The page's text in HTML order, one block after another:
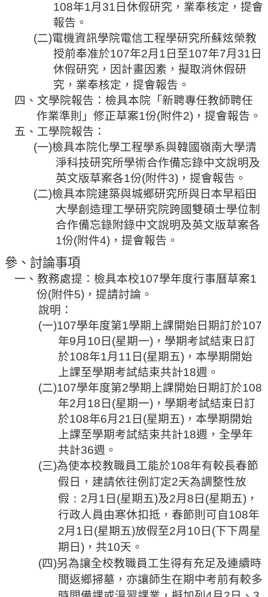
議
錄
關
108年1月 31 日休假研究，業奉核定，提會
報告。
(二)電機資訊學院電信工程學研究所蘇炫榮教
授前奉准於107年2月 1 日至107年7月 31 日
休假研究，因計畫因素，擬取消休假研
究，業奉核定，提會報告。
四、文學院報告：檢具本院「新聘專任教師聘任
作業準則」修正草案1份(附件2) ，提會報告。
五、 工學院報告：
(一)檢具本院化學工程學系與韓國嶺南大學清
淨科技研究所學術合作備忘錄中文說明及
英文版草案各1份(附件3) ，提會報告。
(二)檢具本院建築與城鄉研究所與日本早稻田
大學創造理工學研究院跨國雙碩士學位制
合作備忘錄附錄中文說明及英文版草案各
1份(附件4) ，提會報告。
參、討論事項
一、教務處提：檢具本校107學年度行事曆草案1
份(附件5) ，提請討論。
說明：
(一)107學年度第1學期上課開始日期訂於107
年9月 10 日 (星期一) ，學期考試結束日訂
於108年1月 11 日 (星期五) ，本學期開始
上課至學期考試結束共計18週 。
(二)107學年度第2學期上課開始日期訂於108
年2月 18 日 (星期一) ，學期考試結束日訂
於108年6月 21 日 (星期五) ，本學期開始
上課至學期考試結束共計18週 ，全學年
共計36週 。
(三)為使本校教職員工能於108年有較長春節
假日，建請依往例訂定2天為調整性放
假 ： 2月 1 日 (星期五)及2月 8 日 (星期五) ，
行政人員 由寒休扣抵，春節則可自108年
2月 1 日 (星期五)放假至2月 10 日 (下下周星
期日 ) ，共10天。
(四)另為讓全校教職員工生得有充足及連續時
間返鄉掃墓，亦讓師生在期中考前有較多